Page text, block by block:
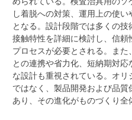
し着脱への対策、運用上の使
となる。設計段階では多くの技
接触特性を詳細に検討し、信
プロセスが必要とされる。ま
との連携や省力化、短納期対
な設計も重視されている。オ
ではなく、製品開発および品
あり、その進化がものづくり全